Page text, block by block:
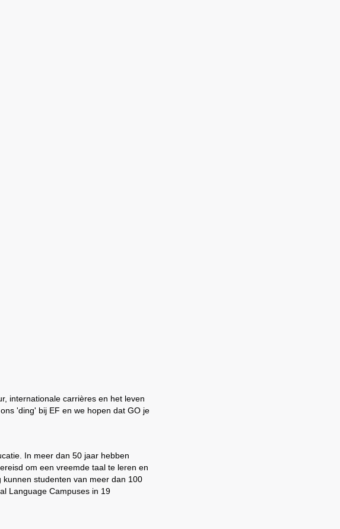
internationale carrières en het leven
'ding' bij EF en we hopen dat GO je
In meer dan 50 jaar hebben
om een vreemde taal te leren en
studenten van meer dan 100
Language Campuses in 19